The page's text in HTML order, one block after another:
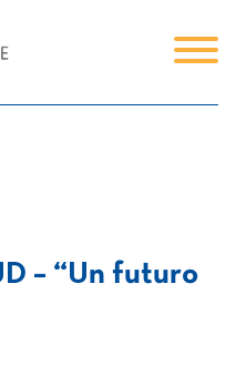
– “Un futuro